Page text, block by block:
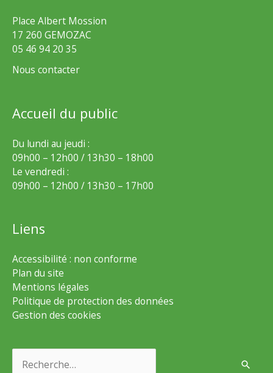
Place Albert Mossion
17 260 GEMOZAC
05 46 94 20 35
Nous contacter
Accueil du public
Du lundi au jeudi :
09h00 – 12h00 / 13h30 – 18h00
Le vendredi :
09h00 – 12h00 / 13h30 – 17h00
Liens
Accessibilité : non conforme
Plan du site
Mentions légales
Politique de protection des données
Gestion des cookies